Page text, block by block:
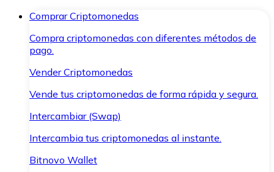
Comprar Criptomonedas
Compra criptomonedas con diferentes métodos de
pago.
Vender Criptomonedas
Vende tus criptomonedas de forma rápida y segura.
Intercambiar (Swap)
Intercambia tus criptomonedas al instante.
Bitnovo Wallet